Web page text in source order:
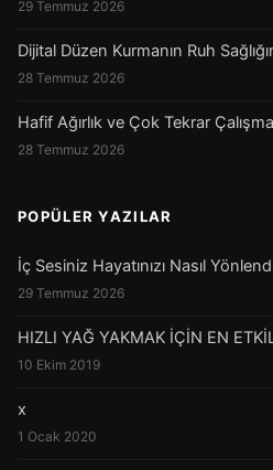
29 Temmuz 2026
Dijital Düzen Kurmanın Ruh
28 Temmuz 2026
Hafif Ağırlık ve Çok Tekrar
28 Temmuz 2026
POPÜLER YAZILAR
İç Sesiniz Hayatınızı Nasıl
29 Temmuz 2026
HIZLI YAĞ YAKMAK İÇİN EN
10 Ekim 2019
x
1 Ocak 2020